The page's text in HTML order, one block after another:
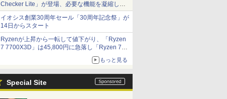
Checker Lite」が登場、必要な機能を凝縮しコ
ンパクトに 7日発売
イオシス創業30周年セール「30周年記念祭」が
14日からスタート
Ryzenが上昇から一転して値下がり、「Ryzen
7 7700X3D」は45,800円に急落し「Ryzen 7
7800X3D」との価格逆転解消 [8月前半のCPU
もっと見る
Special Site